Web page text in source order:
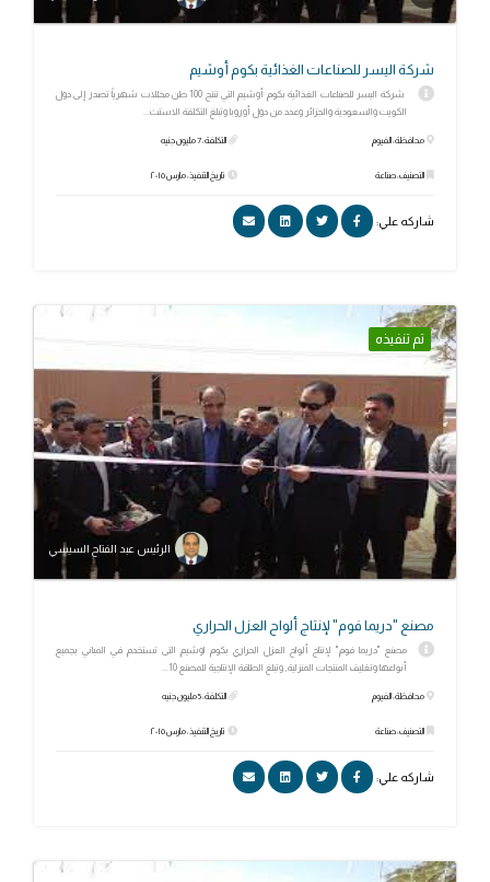
شركة اليسر للصناعات الغذائية بكوم أوشيم
شركة اليسر للصناعات الغذائية بكوم أوشيم التي تنتج 100 طن مخللات شهرياً تصدر إلى دول
الكويت والسعودية والجزائر وعدد من دول أوروبا وتبلغ التكلفة الاستث...
محافظة: الفيوم
التصنيف: صناعة
التكلفة: 7 مليون جنيه
تاريخ التنفيذ: مارس ٢٠١٥
شاركه علي:
تم تنفيذه
الرئيس عبد الفتاح السيسي
مصنع "دريما فوم" لإنتاج ألواح العزل الحراري
مصنع "دريما فوم" لإنتاج ألواح العزل الحراري بكوم اوشيم التى تستخدم في المباني بجميع
أنواعها وتغليف المنتجات المنزلية, وتبلغ الطاقة الإنتاجية للمصنع 10...
محافظة: الفيوم
التصنيف: صناعة
التكلفة: 5 مليون جنيه
تاريخ التنفيذ: مارس ٢٠١٥
شاركه علي: